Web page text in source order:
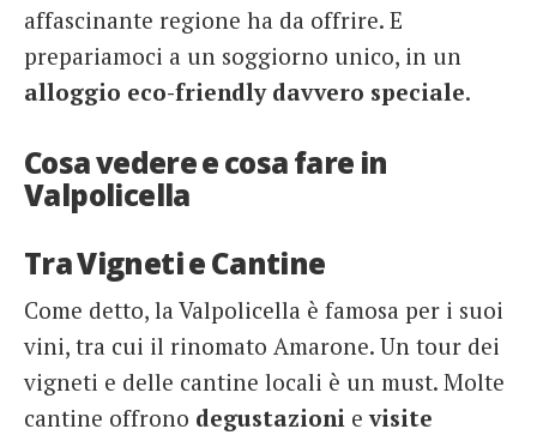
affascinante regione ha da offrire. E
prepariamoci a un soggiorno unico, in un
alloggio eco-friendly davvero speciale.
Cosa vedere e cosa fare in
Valpolicella
Tra Vigneti e Cantine
Come detto, la Valpolicella è famosa per i suoi
vini, tra cui il rinomato Amarone. Un tour dei
vigneti e delle cantine locali è un must. Molte
cantine offrono degustazioni evisite